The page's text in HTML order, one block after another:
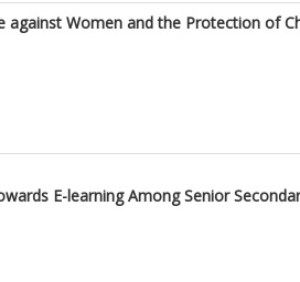
against Women and the Protection of
E-learning Among Senior